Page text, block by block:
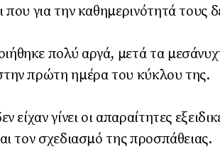
που για την καθημερινότητά τους
πολύ αργά, μετά τα
πρώτη ημέρα του κύκλου της.
είχαν γίνει οι απαραίτητες
τον σχεδιασμό της προσπάθειας.